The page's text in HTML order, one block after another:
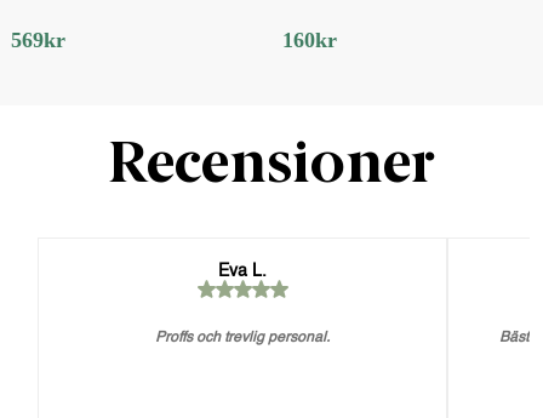
569kr 160kr
Recensioner
Eva L.
Proffs och trevlig personal. Bästa